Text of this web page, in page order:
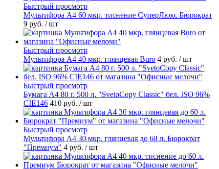
Быстрый просмотр
Мультифора А4 60 мкр. тиснение СуперЛюкс Бюрократ
9 руб. / шт
Быстрый просмотр
Мультифора А4 40 мкр. глянцевая Buro 4 руб. / шт
Быстрый просмотр
Бумага А4 80 г. 500 л. "SvetoCopy Classic" бел. ISO 96%
CIE146 410 руб. / шт
Быстрый просмотр
Мультифора А4 30 мкр. глянцевая до 60 л. Бюрократ
"Премиум" 4 руб. / шт